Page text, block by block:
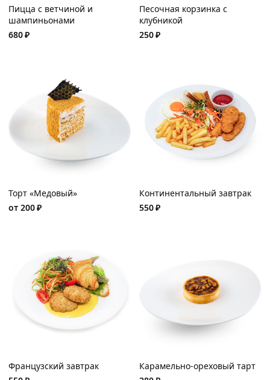
Пицца с ветчиной и
шампиньонами
680₽
Песочная корзинка с
клубникой
250₽
Торт «Медовый»
от 200₽
Континентальный завтрак
550₽
Французский завтрак
Карамельно-ореховый тарт